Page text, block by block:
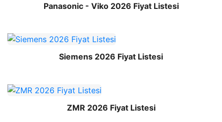
Panasonic - Viko 2026 Fiyat Listesi
Siemens 2026 Fiyat Listesi
ZMR 2026 Fiyat Listesi